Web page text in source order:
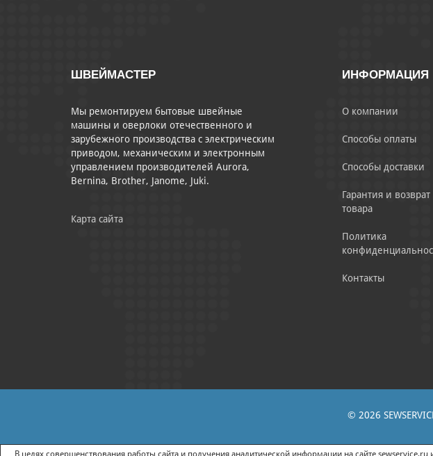
ШВЕЙМАСТЕР
Мы ремонтируем бытовые швейные
машины и оверлоки отечественного и
зарубежного производства с электрическим
приводом, механическим и электронным
управлением производителей Aurora,
Bernina, Brother, Janome, Juki.
Карта сайта
ИНФОРМАЦИЯ
О компании
Способы оплаты
Способы доставки
Гарантия и возврат
товара
Политика
Контакты
© 2026
ПОЛИТИКА КОНФИДЕНЦИАЛЬНОСТИ | СОГЛАСИЕ НА ПОЛУЧЕНИЕ РЕКЛАМНО-
В целях совершенствования работы сайта и получения аналитической информации на сайте